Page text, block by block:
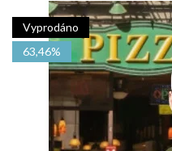
Vyprodáno
63,46%